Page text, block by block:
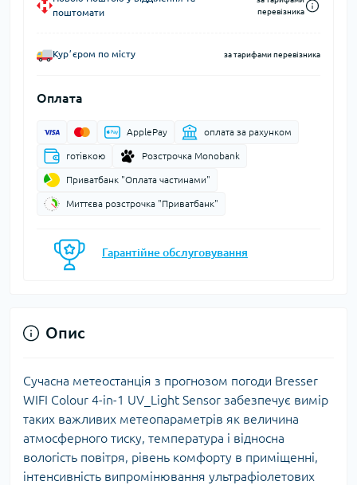
поштомати
перевізника
Курʼєром по місту за тарифами перевізника
Оплата
ApplePay оплата за рахунком
готівкою Розстрочка Monobank
Приватбанк "Оплата частинами"
Миттєва розстрочка "Приватбанк"
Гарантійне обслуговування
Опис
Сучасна метеостанція з прогнозом погоди Bresser
WIFI Colour 4-in-1 UV_Light Sensor забезпечує вимір
таких важливих метеопараметрів як величина
атмосферного тиску, температура і відносна
вологість повітря, рівень комфорту в приміщенні,
інтенсивність випромінювання ультрафіолетових